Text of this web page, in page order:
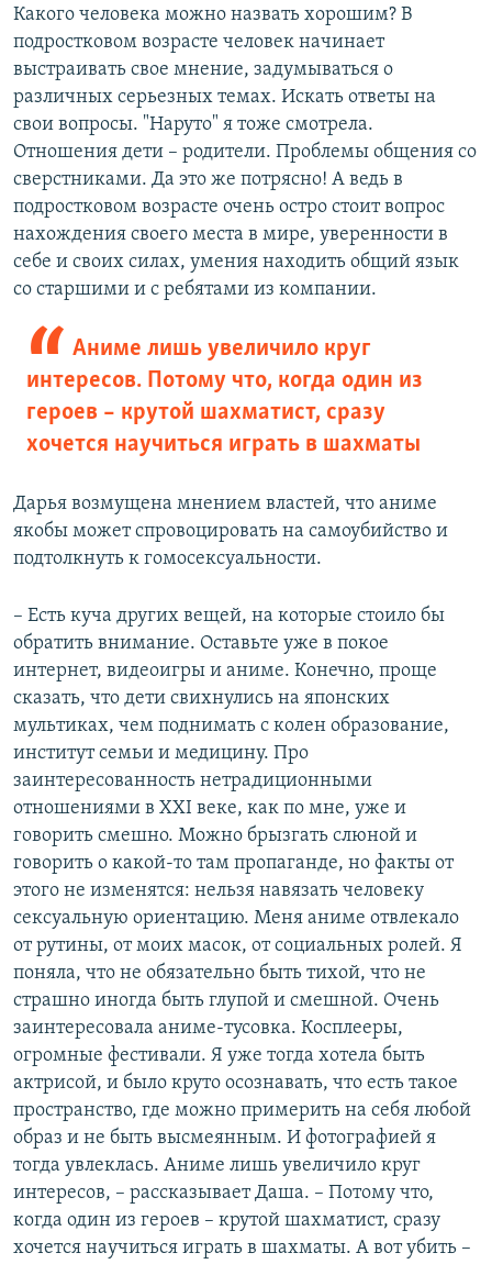
Какого человека можно назвать хорошим? В
подростковом возрасте человек начинает
выстраивать свое мнение, задумываться о
различных серьезных темах. Искать ответы на
свои вопросы. "Наруто" я тоже смотрела.
Отношения дети – родители. Проблемы общения со
сверстниками. Да это же потрясно! А ведь в
подростковом возрасте очень остро стоит вопрос
нахождения своего места в мире, уверенности в
себе и своих силах, умения находить общий язык
со старшими и с ребятами из компании.
Аниме лишь увеличило круг
интересов. Потому что, когда один из
героев – крутой шахматист, сразу
хочется научиться играть в шахматы
Дарья возмущена мнением властей, что аниме
якобы может спровоцировать на самоубийство и
подтолкнуть к гомосексуальности.
– Есть куча других вещей, на которые стоило бы
обратить внимание. Оставьте уже в покое
интернет, видеоигры и аниме. Конечно, проще
сказать, что дети свихнулись на японских
мультиках, чем поднимать с колен образование,
институт семьи и медицину. Про
заинтересованность нетрадиционными
отношениями в XXI веке, как по мне, уже и
говорить смешно. Можно брызгать слюной и
говорить о какой-то там пропаганде, но факты от
этого не изменятся: нельзя навязать человеку
сексуальную ориентацию. Меня аниме отвлекало
от рутины, от моих масок, от социальных ролей. Я
поняла, что не обязательно быть тихой, что не
страшно иногда быть глупой и смешной. Очень
заинтересовала аниме-тусовка. Косплееры,
огромные фестивали. Я уже тогда хотела быть
актрисой, и было круто осознавать, что есть такое
пространство, где можно примерить на себя любой
образ и не быть высмеянным. И фотографией я
тогда увлеклась. Аниме лишь увеличило круг
интересов, – рассказывает Даша. – Потому что,
когда один из героев – крутой шахматист, сразу
хочется научиться играть в шахматы. А вот убить –